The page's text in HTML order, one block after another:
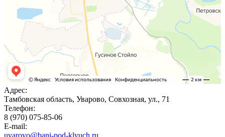
Адрес:
Тамбовская область, Уварово, Совхозная, ул., 71
Телефон:
8 (970) 075-85-06
E-mail:
uvarovo@bani-pod-klyuch.ru